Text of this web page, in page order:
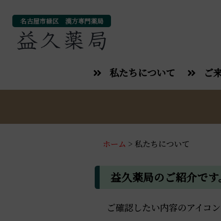
名古屋市緑区 漢方専門薬局
私たちについて ご
ホーム > 私たちについて
益久薬局のご紹介です
ご確認したい内容のアイコ